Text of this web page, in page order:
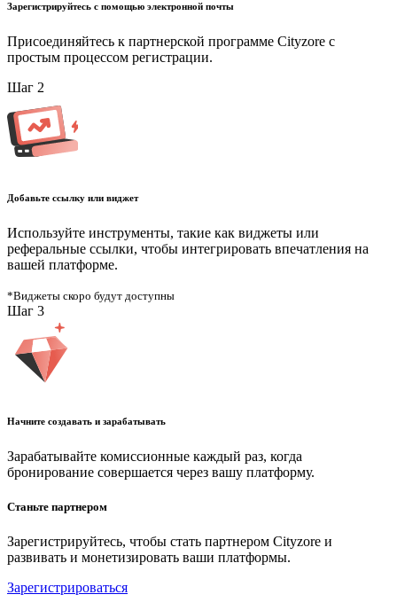
Зарегистрируйтесь с помощью электронной почты
Присоединяйтесь к партнерской программе Cityzore с
простым процессом регистрации.
Шаг 2
Добавьте ссылку или виджет
Используйте инструменты, такие как виджеты или
реферальные ссылки, чтобы интегрировать впечатления на
вашей платформе.
*Виджеты скоро будут доступны
Шаг 3
Начните создавать и зарабатывать
Зарабатывайте комиссионные каждый раз, когда
бронирование совершается через вашу платформу.
Станьте партнером
Зарегистрируйтесь, чтобы стать партнером Cityzore и
развивать и монетизировать ваши платформы.
Зарегистрироваться